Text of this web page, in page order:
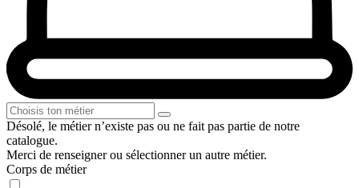
Désolé, le métier n’existe pas ou ne fait pas partie de notre
catalogue.
Merci de renseigner ou sélectionner un autre métier.
Corps de métier